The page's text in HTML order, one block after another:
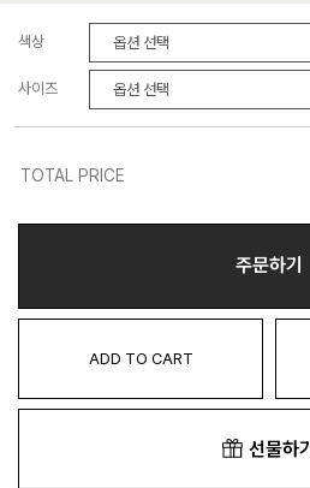
색상
사이즈
TOTAL PRICE
주문하기
ADD TO CART
선물하기